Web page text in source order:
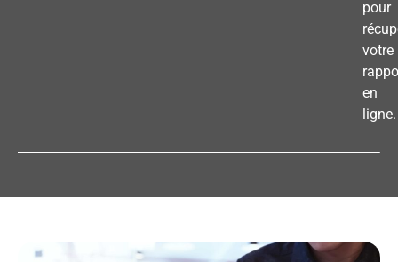
pour
votre
en
ligne.